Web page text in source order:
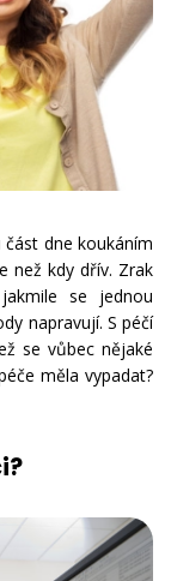
dne koukáním
než kdy dřív. Zrak
se jednou
napravují. S péčí
se vůbec nějaké
měla vypadat?